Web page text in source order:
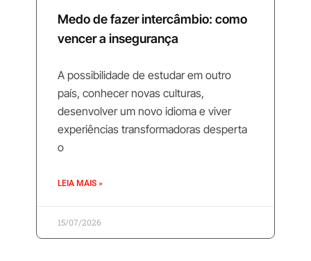
Medo de fazer intercâmbio: como
vencer a insegurança
A possibilidade de estudar em outro
país, conhecer novas culturas,
desenvolver um novo idioma e viver
experiências transformadoras desperta
o
LEIA MAIS »
15/07/2026